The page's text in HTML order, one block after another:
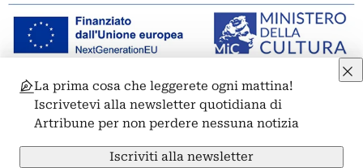
© 2011-2026 ARTRIBUNE srl – Corso Vittorio Emanuele II, 287 –
00186 Roma - P.I. 11381581005
Privacy: Responsabile della protezione dei dati personali
ARTRIBUNE srl – Corso Vittorio Emanuele II, 287 – 00186 Roma
La prima cosa che leggerete ogni mattina!
Iscrivetevi alla newsletter quotidiana di
Artribune per non perdere nessuna notizia
Iscriviti alla newsletter